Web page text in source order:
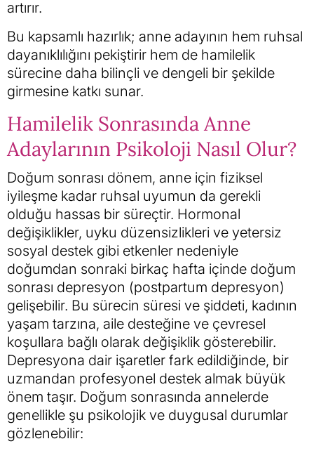
artırır.
Bu kapsamlı hazırlık; anne adayının hem ruhsal
dayanıklılığını pekiştirir hem de hamilelik
sürecine daha bilinçli ve dengeli bir şekilde
girmesine katkı sunar.
Hamilelik Sonrasında Anne
Adaylarının Psikoloji Nasıl Olur?
Doğum sonrası dönem, anne için fiziksel
iyileşme kadar ruhsal uyumun da gerekli
olduğu hassas bir süreçtir. Hormonal
değişiklikler, uyku düzensizlikleri ve yetersiz
sosyal destek gibi etkenler nedeniyle
doğumdan sonraki birkaç hafta içinde doğum
sonrası depresyon (postpartum depresyon)
gelişebilir. Bu sürecin süresi ve şiddeti, kadının
yaşam tarzına, aile desteğine ve çevresel
koşullara bağlı olarak değişiklik gösterebilir.
Depresyona dair işaretler fark edildiğinde, bir
uzmandan profesyonel destek almak büyük
önem taşır. Doğum sonrasında annelerde
genellikle şu psikolojik ve duygusal durumlar
gözlenebilir: